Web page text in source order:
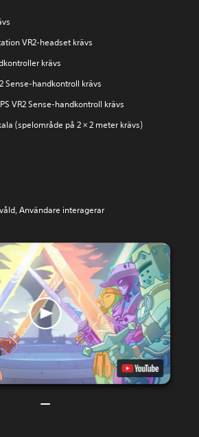
VR2-headset krävs
krävs
Sense-handkontroll krävs
VR2 Sense-handkontroll krävs
(spelområde på 2 × 2 meter krävs)
Användare interagerar